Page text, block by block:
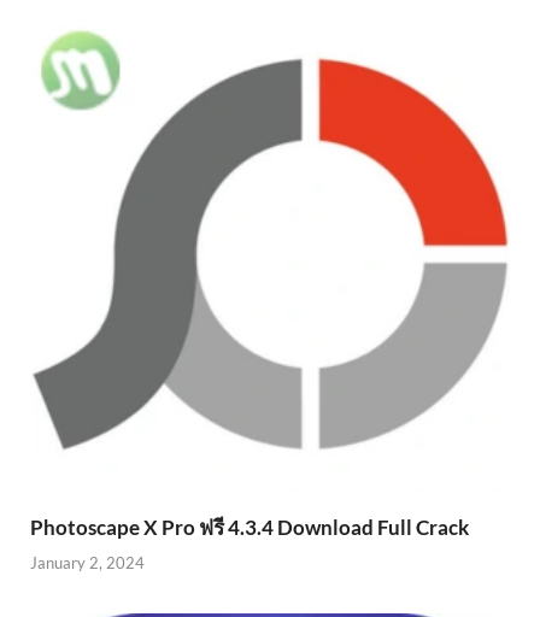
Photoscape X Pro ฟรี 4.3.4 Download Full Crack
January 2, 2024